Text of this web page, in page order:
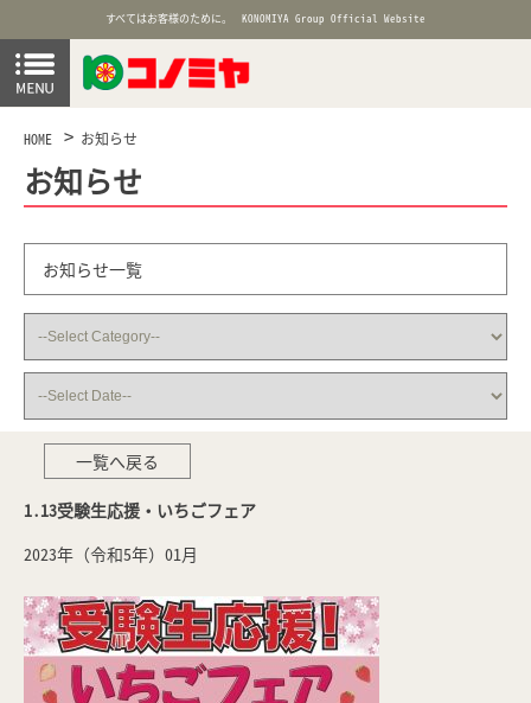
すべてはお客様のために。 KONOMIYA Group Official Website
HOME お知らせ
お知らせ
お知らせ一覧
一覧へ戻る
1.13受験生応援・いちごフェア
2023年（令和5年）01月